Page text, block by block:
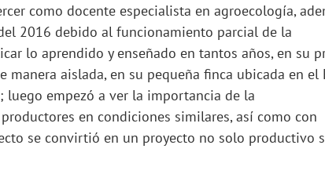
como docente especialista en agroecología,
2016 debido al funcionamiento parcial de la
lo aprendido y enseñado en tantos años, en su
aislada, en su pequeña finca ubicada en el
luego empezó a ver la importancia de la
en condiciones similares, así como con
se convirtió en un proyecto no solo productivo